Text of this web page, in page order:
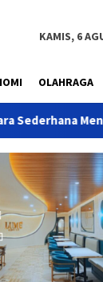
KAMIS, 6
OLAHRAGA
Menyehatkan